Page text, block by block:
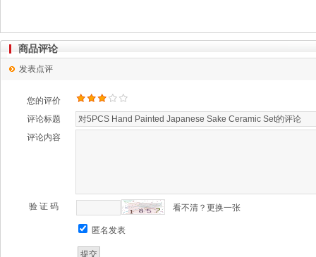
商品评论
发表点评
您的评价
评论标题
评论内容
验 证 码 看不清？更换一张
匿名发表